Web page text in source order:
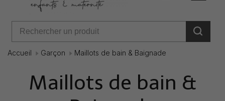
Accueil Garçon Maillots de bain & Baignade
Maillots de bain &